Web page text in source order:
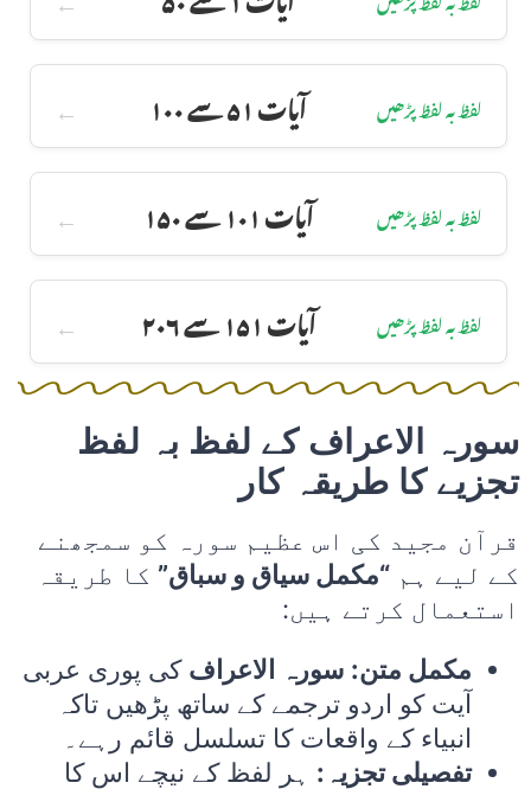
لفظ بہ لفظ پڑھیں آیات ۵۱ سے ۱۰۰
لفظ بہ لفظ پڑھیں آیات ۱۰۱ سے ۱۵۰
لفظ بہ لفظ پڑھیں آیات ۱۵۱ سے ۲۰۶
سورہ الاعراف کے لفظ بہ لفظ
تجزیے کا طریقہ کار
قرآن مجید کی اس عظیم سورہ کو سمجھنے
کے لیے ہم “مکمل سیاق و سباق” کا طریقہ
استعمال کرتے ہیں:
مکمل متن: سورہ الاعراف کی پوری عربی
آیت کو اردو ترجمے کے ساتھ پڑھیں تاکہ
انبیاء کے واقعات کا تسلسل قائم رہے۔
تفصیلی تجزیہ: ہر لفظ کے نیچے اس کا